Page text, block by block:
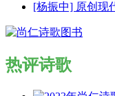
[杨振中] 原创现
热评诗歌